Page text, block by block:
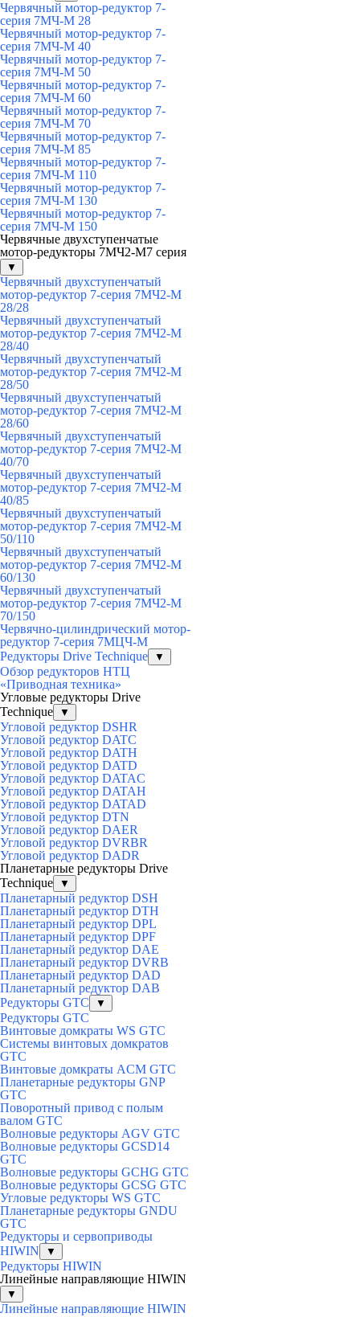
Червячный мотор-редуктор 7-
серия 7МЧ-М 28
Червячный мотор-редуктор 7-
серия 7МЧ-М 40
Червячный мотор-редуктор 7-
серия 7МЧ-М 50
Червячный мотор-редуктор 7-
серия 7МЧ-М 60
Червячный мотор-редуктор 7-
серия 7МЧ-М 70
Червячный мотор-редуктор 7-
серия 7МЧ-М 85
Червячный мотор-редуктор 7-
серия 7МЧ-М 110
Червячный мотор-редуктор 7-
серия 7МЧ-М 130
Червячный мотор-редуктор 7-
серия 7МЧ-М 150
Червячные двухступенчатые
мотор-редукторы 7МЧ2-М7 серия
▼
Червячный двухступенчатый
мотор-редуктор 7-серия 7МЧ2-М
28/28
Червячный двухступенчатый
мотор-редуктор 7-серия 7МЧ2-М
28/40
Червячный двухступенчатый
мотор-редуктор 7-серия 7МЧ2-М
28/50
Червячный двухступенчатый
мотор-редуктор 7-серия 7МЧ2-М
28/60
Червячный двухступенчатый
мотор-редуктор 7-серия 7МЧ2-М
40/70
Червячный двухступенчатый
мотор-редуктор 7-серия 7МЧ2-М
40/85
Червячный двухступенчатый
мотор-редуктор 7-серия 7МЧ2-М
50/110
Червячный двухступенчатый
мотор-редуктор 7-серия 7МЧ2-М
60/130
Червячный двухступенчатый
мотор-редуктор 7-серия 7МЧ2-М
70/150
Червячно-цилиндрический мотор-
редуктор 7-серия 7МЦЧ-М
Редукторы Drive Technique
▼
Обзор редукторов НТЦ
«Приводная техника»
Угловые редукторы Drive
Technique
▼
Угловой редуктор DSHR
Угловой редуктор DATC
Угловой редуктор DATH
Угловой редуктор DATD
Угловой редуктор DATAC
Угловой редуктор DATAH
Угловой редуктор DATAD
Угловой редуктор DTN
Угловой редуктор DAER
Угловой редуктор DVRBR
Угловой редуктор DADR
Планетарные редукторы Drive
Technique
▼
Планетарный редуктор DSH
Планетарный редуктор DTH
Планетарный редуктор DPL
Планетарный редуктор DPF
Планетарный редуктор DAE
Планетарный редуктор DVRB
Планетарный редуктор DAD
Планетарный редуктор DAB
Редукторы GTC
▼
Редукторы GTC
Винтовые домкраты WS GTC
Системы винтовых домкратов
GTC
Винтовые домкраты ACM GTC
Планетарные редукторы GNP
GTC
Поворотный привод с полым
валом GTC
Волновые редукторы AGV GTC
Волновые редукторы GCSD14
GTC
Волновые редукторы GCHG GTC
Волновые редукторы GCSG GTC
Угловые редукторы WS GTC
Планетарные редукторы GNDU
GTC
Редукторы и сервоприводы
HIWIN
▼
Редукторы HIWIN
Линейные направляющие HIWIN
▼
Линейные направляющие HIWIN